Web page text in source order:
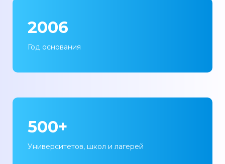
2006
Год основания
500+
Университетов, школ и лагерей